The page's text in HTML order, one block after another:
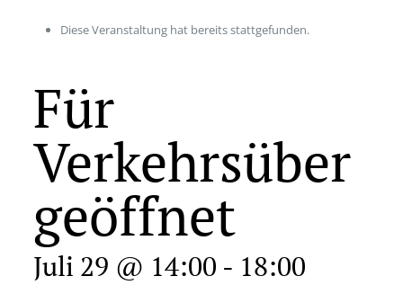
Diese Veranstaltung hat bereits stattgefunden.
Für
Verkehrsüber
geöffnet
Juli 29 @ 14:00 - 18:00